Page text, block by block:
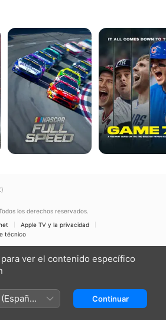
A
toda
velocidad
El
último
los derechos reservados.
Apple TV y la privacidad
técnico
ver el contenido específico
Continuar